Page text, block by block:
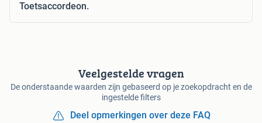
Toetsaccordeon.
Veelgestelde vragen
De onderstaande waarden zijn gebaseerd op je zoekopdracht en de
ingestelde filters
Deel opmerkingen over deze FAQ